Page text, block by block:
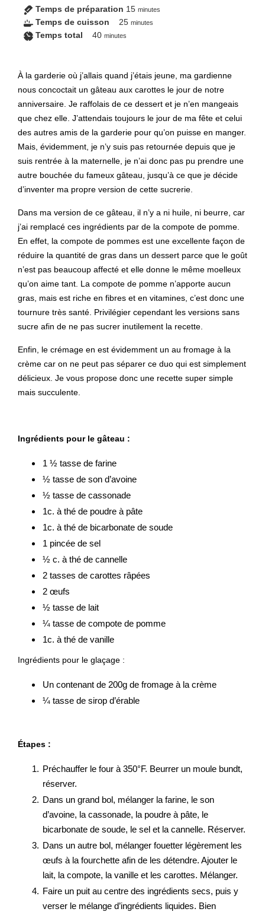
Temps de préparation 15 minutes
Temps de cuisson 25 minutes
Temps total 40 minutes
À la garderie où j’allais quand j’étais jeune, ma gardienne
nous concoctait un gâteau aux carottes le jour de notre
anniversaire. Je raffolais de ce dessert et je n’en mangeais
que chez elle. J’attendais toujours le jour de ma fête et celui
des autres amis de la garderie pour qu’on puisse en manger.
Mais, évidemment, je n’y suis pas retournée depuis que je
suis rentrée à la maternelle, je n’ai donc pas pu prendre une
autre bouchée du fameux gâteau, jusqu’à ce que je décide
d’inventer ma propre version de cette sucrerie.
Dans ma version de ce gâteau, il n’y a ni huile, ni beurre, car
j’ai remplacé ces ingrédients par de la compote de pomme.
En effet, la compote de pommes est une excellente façon de
réduire la quantité de gras dans un dessert parce que le goût
n’est pas beaucoup affecté et elle donne le même moelleux
qu’on aime tant. La compote de pomme n’apporte aucun
gras, mais est riche en fibres et en vitamines, c’est donc une
tournure très santé. Privilégier cependant les versions sans
sucre afin de ne pas sucrer inutilement la recette.
Enfin, le crémage en est évidemment un au fromage à la
crème car on ne peut pas séparer ce duo qui est simplement
délicieux. Je vous propose donc une recette super simple
mais succulente.
Ingrédients pour le gâteau :
1 ½ tasse de farine
½ tasse de son d’avoine
½ tasse de cassonade
1c. à thé de poudre à pâte
1c. à thé de bicarbonate de soude
1 pincée de sel
½ c. à thé de cannelle
2 tasses de carottes râpées
2 œufs
½ tasse de lait
¼ tasse de compote de pomme
1c. à thé de vanille
Ingrédients pour le glaçage :
Un contenant de 200g de fromage à la crème
¼ tasse de sirop d’érable
Étapes :
Préchauffer le four à 350°F. Beurrer un moule bundt,
réserver.
Dans un grand bol, mélanger la farine, le son
d’avoine, la cassonade, la poudre à pâte, le
bicarbonate de soude, le sel et la cannelle. Réserver.
Dans un autre bol, mélanger fouetter légèrement les
œufs à la fourchette afin de les détendre. Ajouter le
lait, la compote, la vanille et les carottes. Mélanger.
Faire un puit au centre des ingrédients secs, puis y
verser le mélange d’ingrédients liquides. Bien